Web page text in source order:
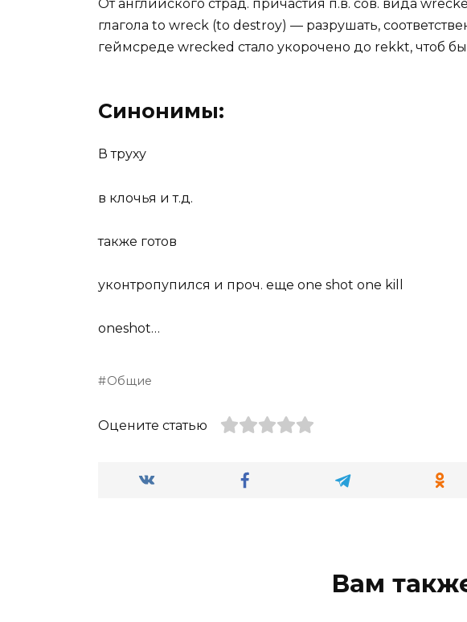
От английского страд. причастия п.в. сов. вида
глагола to wreck (to destroy) — разрушать,
геймсреде wrecked стало укорочено до rekkt, чтоб
Синонимы:
В труху
в клочья и т.д.
также готов
уконтропупился и проч. еще one shot one kill
oneshot…
Общие
Оцените статью
Вам